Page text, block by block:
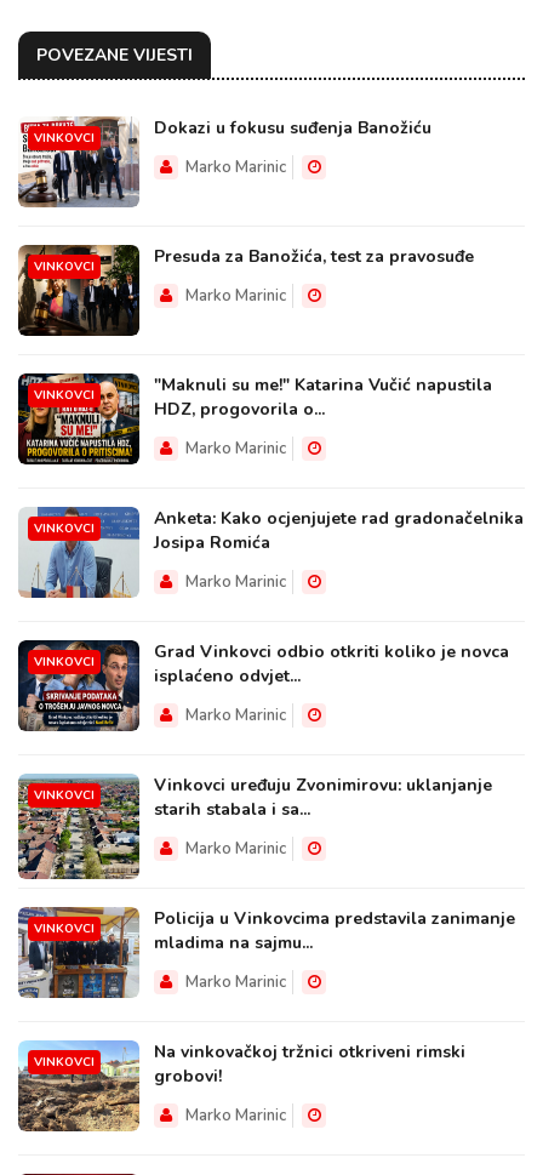
POVEZANE VIJESTI
VINKOVCI Dokazi u fokusu suđenja Banožiću
Marko Marinic
VINKOVCI Presuda za Banožića, test za pravosuđe
Marko Marinic
VINKOVCI
"Maknuli su me!" Katarina Vučić napustila
HDZ, progovorila o...
Marko Marinic
VINKOVCI
Anketa: Kako ocjenjujete rad gradonačelnika
Josipa Romića
Marko Marinic
VINKOVCI
Grad Vinkovci odbio otkriti koliko je novca
isplaćeno odvjet...
Marko Marinic
VINKOVCI
Vinkovci uređuju Zvonimirovu: uklanjanje
starih stabala i sa...
Marko Marinic
VINKOVCI
Policija u Vinkovcima predstavila zanimanje
mladima na sajmu...
Marko Marinic
VINKOVCI
Na vinkovačkoj tržnici otkriveni rimski
grobovi!
Marko Marinic